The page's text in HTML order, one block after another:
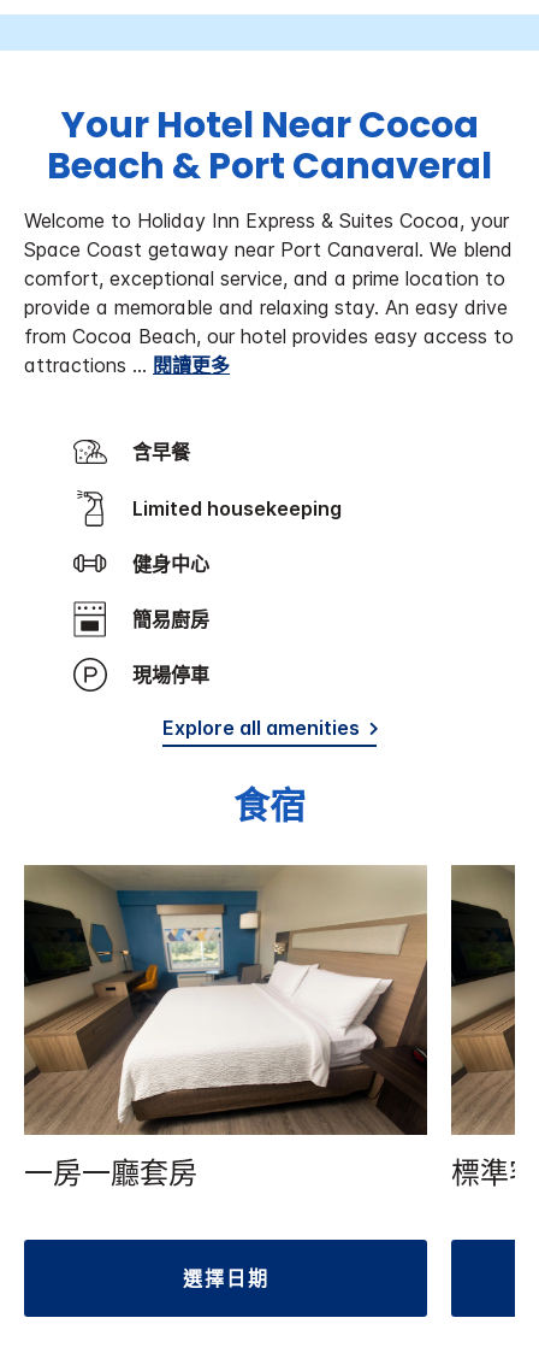
Your Hotel Near Cocoa
Beach & Port Canaveral
Welcome to Holiday Inn Express & Suites Cocoa, your
Space Coast getaway near Port Canaveral. We blend
comfort, exceptional service, and a prime location to
provide a memorable and relaxing stay. An easy drive
from Cocoa Beach, our hotel provides easy access to
attractions ... 閱讀更多
含早餐
Limited housekeeping
健身中心
簡易廚房
現場停車
Explore all amenities
食宿
一房一廳套房
選擇日期
標準